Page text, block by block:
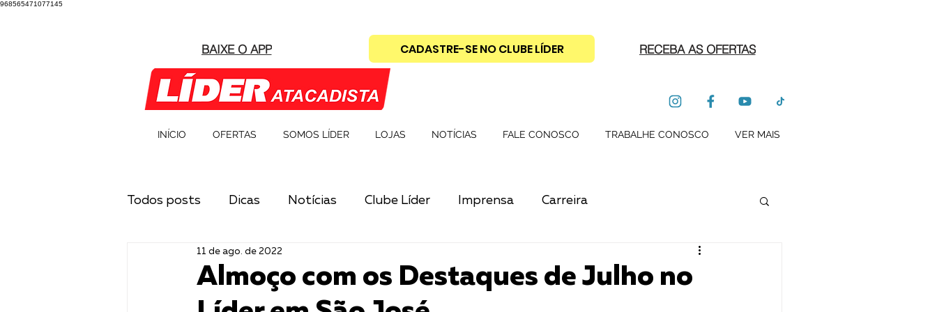
968565471077145
BAIXE O APP CADASTRE-SE NO CLUBE LÍDER RECEBA AS OFERTAS
INÍCIO OFERTAS SOMOS LÍDER LOJAS NOTÍCIAS FALE CONOSCO TRABALHE CONOSCO VER MAIS
Todos posts Dicas Notícias Clube Líder Imprensa Carreira
Almoço com os Destaques de Julho no
11 de ago. de 2022